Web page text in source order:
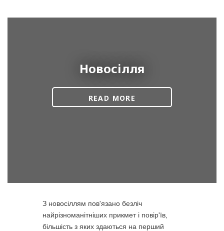
Новосілля
READ MORE
З новосіллям пов'язано безліч
найрізноманітніших прикмет і повір'їв,
більшість з яких здаються на перший